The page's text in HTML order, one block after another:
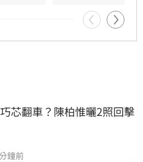
芯翻車？陳柏惟曬2照回擊
鐘前